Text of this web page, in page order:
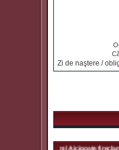
Zi de naştere /
| Aici poate fi